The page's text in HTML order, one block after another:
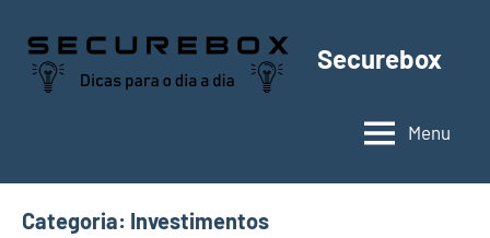
para
Securebox
Menu
Categoria: Investimentos